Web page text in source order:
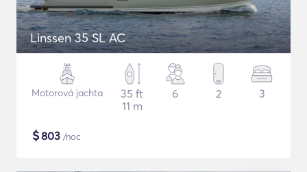
Linssen 35 SL AC
Motorová jachta
35 ft
11 m
6 2 3
$803 /noc